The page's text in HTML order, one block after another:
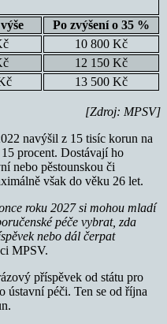
Po zvýšení o 35 %
10 800 Kč
12 150 Kč
13 500 Kč
[Zdroj: MPSV]
navýšil z 15 tisíc korun na
procent. Dostávají ho
nebo pěstounskou či
však do věku 26 let.
roku 2027 si mohou mladí
péče vybrat, zda
nebo dál čerpat
MPSV.
příspěvek od státu pro
ústavní péči. Ten se od října